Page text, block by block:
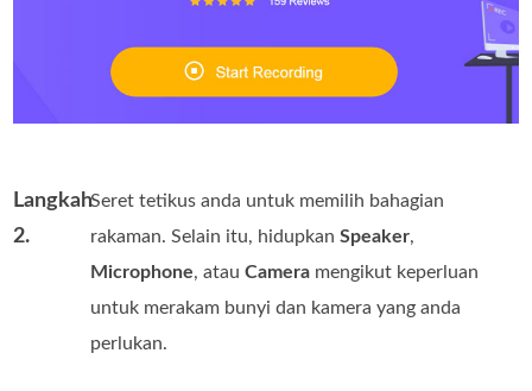
Langkah
2.
Seret tetikus anda untuk memilih bahagian
rakaman. Selain itu, hidupkanSpeaker,
Microphone, atauCamera mengikut keperluan
untuk merakam bunyi dan kamera yang anda
perlukan.